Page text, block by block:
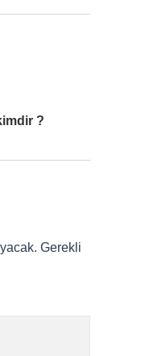
?
Gerekli